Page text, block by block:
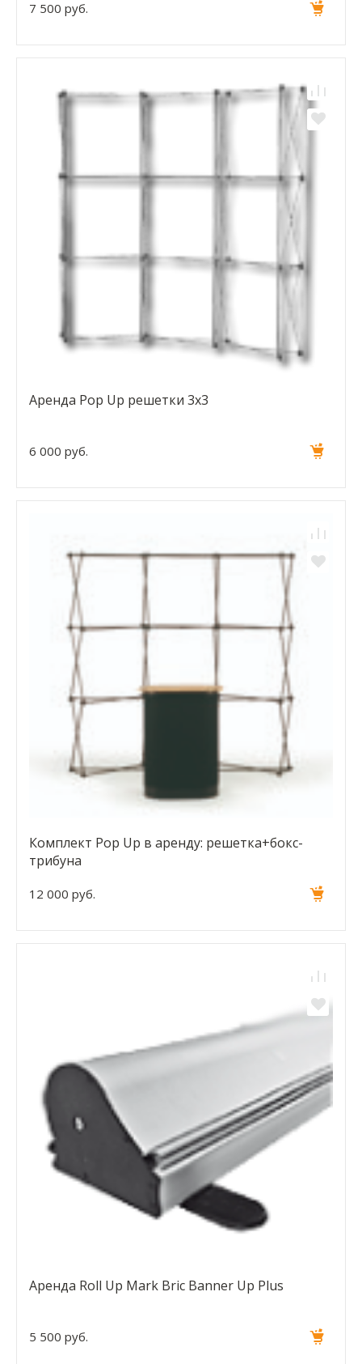
7 500 руб.
Аренда Pop Up решетки 3x3
6 000 руб.
Комплект Pop Up в аренду: решетка+бокс-
трибуна
12 000 руб.
Аренда Roll Up Mark Bric Banner Up Plus
5 500 руб.